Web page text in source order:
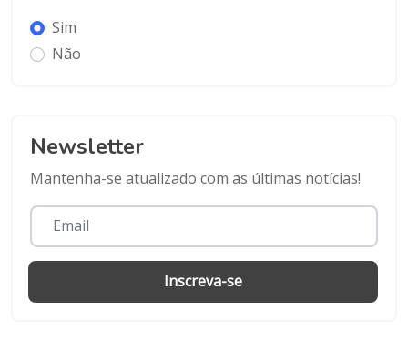
Sim
Não
Newsletter
Mantenha-se atualizado com as últimas notícias!
Inscreva-se